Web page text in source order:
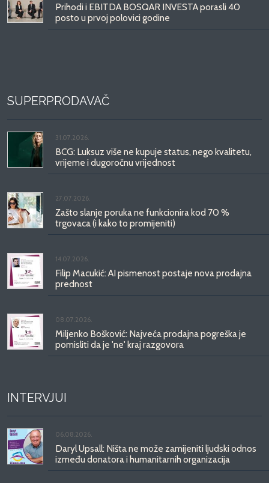
Prihodi i EBITDA BOSQAR INVESTA porasli 40
posto u prvoj polovici godine
SUPERPRODAVAČ
31.07.2026.
BCG: Luksuz više ne kupuje status, nego kvalitetu,
vrijeme i dugoročnu vrijednost
27.07.2026.
Zašto slanje poruka ne funkcionira kod 70 %
trgovaca (i kako to promijeniti)
14.07.2026.
Filip Macukić: AI pismenost postaje nova prodajna
prednost
08.07.2026.
Miljenko Bošković: Najveća prodajna pogreška je
pomisliti da je 'ne' kraj razgovora
INTERVJUI
06.08.2026.
Daryl Upsall: Ništa ne može zamijeniti ljudski odnos
između donatora i humanitarnih organizacija